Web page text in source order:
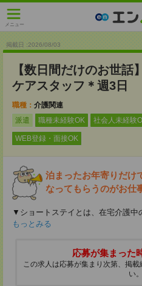
メニュー
掲載日 :2026/08/03
【数日間だけのお世話
ケアスタッフ＊週3日
職種： 介護関連
派遣
職種未経験OK 社会人未経験
WEB登録・面接OK
泊まったお年寄りだけ
なってもらうのがお仕
▼ショートステイとは、在宅介護中
もっとみる
応募が集まった
この求人は応募が集まり次第、掲
い。